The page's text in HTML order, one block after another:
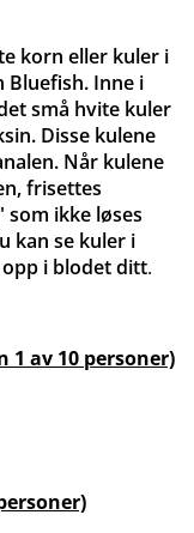
korn eller kuler i
Bluefish. Inne i
små hvite kuler
Disse kulene
Når kulene
frisettes
som ikke løses
kan se kuler i
i blodet ditt.
av 10 personer)